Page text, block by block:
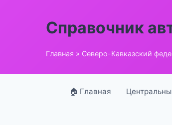
Справочник
Главная » Северо-Кавказский
🏠 Главная